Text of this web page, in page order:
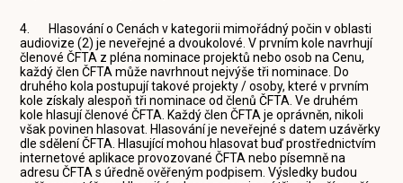
4. Hlasování o Cenách v kategorii mimořádný počin v oblasti
audiovize (2) je neveřejné a dvoukolové. V prvním kole navrhují
členové ČFTA z pléna nominace projektů nebo osob na Cenu,
každý člen ČFTA může navrhnout nejvýše tři nominace. Do
druhého kola postupují takové projekty / osoby, které v prvním
kole získaly alespoň tři nominace od členů ČFTA. Ve druhém
kole hlasují členové ČFTA. Každý člen ČFTA je oprávněn, nikoli
však povinen hlasovat. Hlasování je neveřejné s datem uzávěrky
dle sdělení ČFTA. Hlasující mohou hlasovat buď prostřednictvím
internetové aplikace provozované ČFTA nebo písemně na
adresu ČFTA s úředně ověřeným podpisem. Výsledky budou